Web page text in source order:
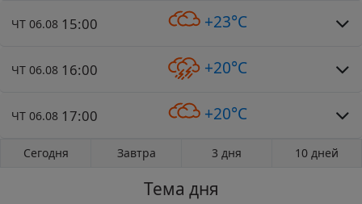
ЧТ 06.08 15:00 +23°C
ЧТ 06.08 16:00 +20°C
ЧТ 06.08 17:00 +20°C
Сегодня Завтра 3 дня 10 дней
Тема дня